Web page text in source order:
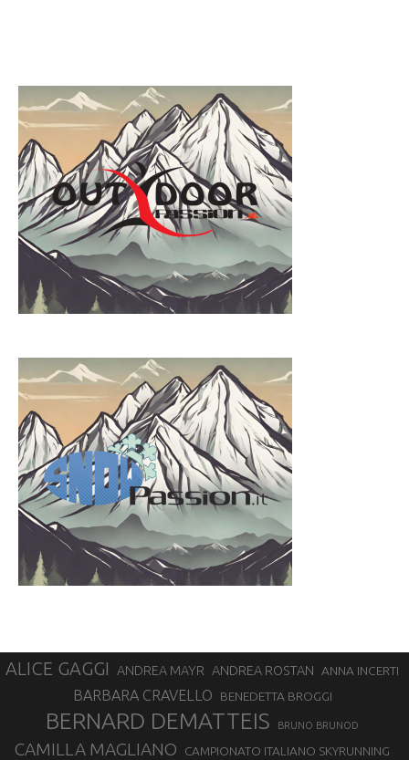
ALICE GAGGI ANDREA MAYR ANDREA ROSTAN ANNA INCERTI
BARBARA CRAVELLO BENEDETTA BROGGI
BERNARD DEMATTEIS BRUNO BRUNOD
CAMILLA MAGLIANO CAMPIONATO ITALIANO SKYRUNNING